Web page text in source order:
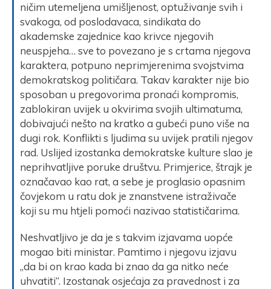
ničim utemeljena umišljenost, optuživanje svih i
svakoga, od poslodavaca, sindikata do
akademske zajednice kao krivce njegovih
neuspjeha… sve to povezano je s crtama njegova
karaktera, potpuno neprimjerenima svojstvima
demokratskog političara. Takav karakter nije bio
sposoban u pregovorima pronaći kompromis,
zablokiran uvijek u okvirima svojih ultimatuma,
dobivajući nešto na kratko a gubeći puno više na
dugi rok. Konflikti s ljudima su uvijek pratili njegov
rad. Uslijed izostanka demokratske kulture slao je
neprihvatljive poruke društvu. Primjerice, štrajk je
označavao kao rat, a sebe je proglasio opasnim
čovjekom u ratu dok je znanstvene istraživače
koji su mu htjeli pomoći nazivao statističarima.
Neshvatljivo je da je s takvim izjavama uopće
mogao biti ministar. Pamtimo i njegovu izjavu
„da bi on krao kada bi znao da ga nitko neće
uhvatiti“. Izostanak osjećaja za pravednost i za